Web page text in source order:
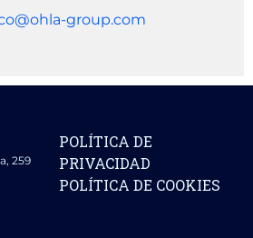
group.com
259
POLÍTICA DE
PRIVACIDAD
POLÍTICA DE COOKIES